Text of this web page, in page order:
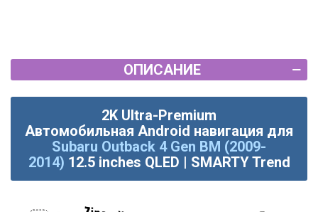
ОПИСАНИЕ
2K Ultra-Premium
Автомобильная Android навигация для
Subaru Outback 4 Gen BM (2009-
2014) 12.5 inches QLED | SMARTY Trend